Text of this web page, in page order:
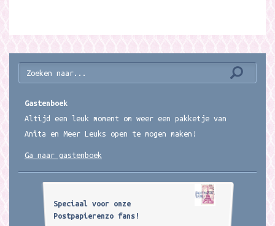
Gastenboek
Altijd een leuk moment om weer een pakketje van
Anita en Meer Leuks open te mogen maken!
Ga naar gastenboek
Speciaal voor onze
Postpapierenzo fans!